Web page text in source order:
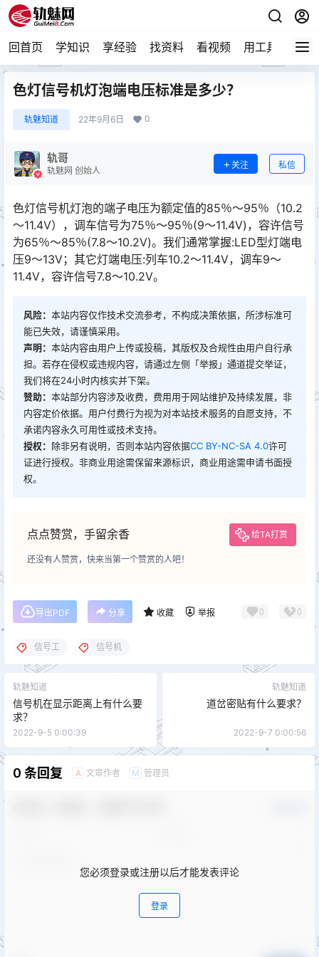
回首页 学知识 享经验 找资料 看视频 用工具 论技
色灯信号机灯泡端电压标准是多少？
轨魅知道 22年9月6日 0
轨哥
轨魅网 创始人
关注 私信
色灯信号机灯泡的端子电压为额定值的85％～95％（10.2
～11.4V），调车信号为75％～95％(9～11.4V)，容许信号
为65％～85％(7.8～10.2V)。我们通常掌握:LED型灯端电
压9～13V；其它灯端电压:列车10.2～11.4V，调车9～
11.4V，容许信号7.8～10.2V。󠅅󠅃󠄵󠅂󠄪󠇖󠆨󠆨󠇕󠆞󠆒󠅬󠇘󠆭󠆘󠇙󠆝󠅵󠇗󠆭󠆁󠄐󠇗󠅹󠅸󠇖󠆍󠅳󠇖󠅹󠅰󠇖󠆌󠅹
风险： 本站内容仅作技术交流参考，不构成决策依据，所涉标准可
能已失效，请谨慎采用。
声明： 本站内容由用户上传或投稿，其版权及合规性由用户自行承
担。若存在侵权或违规内容，请通过左侧「举报」通道提交举证，
我们将在24小时内核实并下架。
赞助： 本站部分内容涉及收费，费用用于网站维护及持续发展，非
内容定价依据。用户付费行为视为对本站技术服务的自愿支持，不
承诺内容永久可用性或技术支持。
授权： 除非另有说明，否则本站内容依据CC BY-NC-SA 4.0许可
证进行授权。非商业用途需保留来源标识，商业用途需申请书面授
权。
点点赞赏，手留余香 给TA打赏
还没有人赞赏，快来当第一个赞赏的人吧！
导出PDF 分享 收藏 举报 0 0
信号工 信号机
轨魅知道
信号机在显示距离上有什么要
求？
2022-9-5 0:00:39
轨魅知道
道岔密贴有什么要求？
2022-9-7 0:00:56
0 条回复 A 文章作者 M 管理员
您必须登录或注册以后才能发表评论
登录